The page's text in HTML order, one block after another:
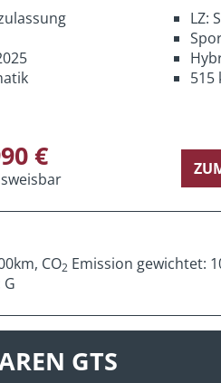
€
CO2 Emission gewichtet:
GTS